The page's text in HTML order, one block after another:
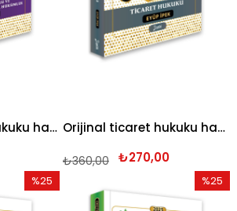
Orijinal borçlar hukuku hakimlik çıkmış soru bankası 2025
Orijinal ticaret hukuku hakimlik çıkmış soru bankası 2025
₺270,00
₺360,00
%25
İndirim
%25
İndirim